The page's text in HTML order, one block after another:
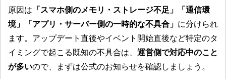
原因は 「スマホ側のメモリ・ストレージ不足」「通信環
境」「アプリ・サーバー側の一時的な不具合」 に分けられ
ます。アップデート直後やイベント開始直後など特定のタ
イミングで起こる既知の不具合は、 運営側で対応中のこと
が多いので、まずは公式のお知らせを確認しましょう。